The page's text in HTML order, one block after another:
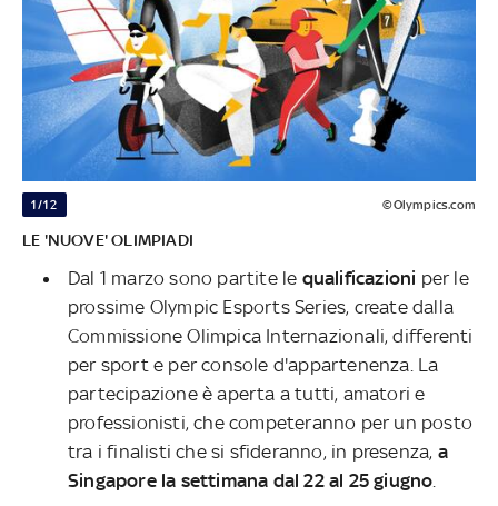
1/12 ©Olympics.com
LE 'NUOVE' OLIMPIADI
Dal 1 marzo sono partite le qualificazioni per le
prossime Olympic Esports Series, create dalla
Commissione Olimpica Internazionali, differenti
per sport e per console d'appartenenza. La
partecipazione è aperta a tutti, amatori e
professionisti, che competeranno per un posto
tra i finalisti che si sfideranno, in presenza, a
Singapore la settimana dal 22 al 25 giugno